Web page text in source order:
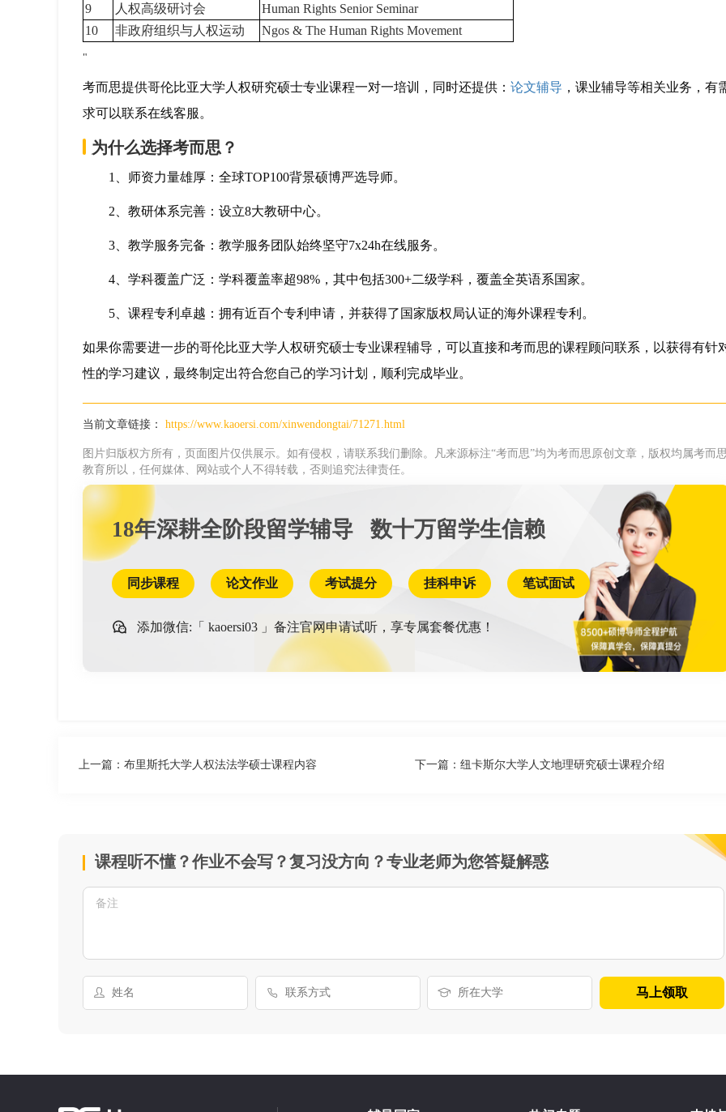
9
人权高级研讨会
Human Rights Senior Seminar
10
非政府组织与人权运动 Ngos & The Human Rights Movement
"
考而思提供哥伦比亚大学人权研究硕士专业课程一对一培训，同时还提供： 论文辅导 ，课业辅导等相关业务，有
求可以联系在线客服。
为什么选择考而思？
1、师资力量雄厚：全球TOP100背景硕博严选导师。
2、教研体系完善：设立8大教研中心。
3、教学服务完备：教学服务团队始终坚守7x24h在线服务。
4、学科覆盖广泛：学科覆盖率超98%，其中包括300+二级学科，覆盖全英语系国家。
5、课程专利卓越：拥有近百个专利申请，并获得了国家版权局认证的海外课程专利。
如果你需要进一步的哥伦比亚大学人权研究硕士专业课程辅导，可以直接和考而思的课程顾问联系，以获得有针
性的学习建议，最终制定出符合您自己的学习计划，顺利完成毕业。
当前文章链接： https://www.kaoersi.com/xinwendongtai/71271.html
图片归版权方所有，页面图片仅供展示。如有侵权，请联系我们删除。凡来源标注“考而思”均为考而思原创文章，版权均属考而
教育所以，任何媒体、网站或个人不得转载，否则追究法律责任。
18年深耕全阶段留学辅导 数十万留学生信赖
同步课程 论文作业 考试提分 挂科申诉 笔试面试
添加微信:「 kaoersi03 」备注官网申请试听，享专属套餐优惠！
上一篇： 布里斯托大学人权法法学硕士课程内容 下一篇： 纽卡斯尔大学人文地理研究硕士课程介绍
课程听不懂？作业不会写？复习没方向？专业老师为您答疑解惑
马上领取